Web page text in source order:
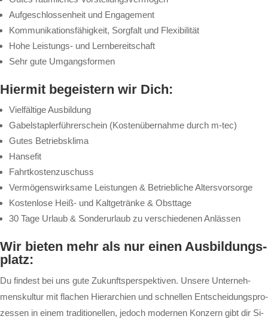
Aufgeschlossenheit und Engagement
Kommunikationsfähigkeit, Sorgfalt und Flexibilität
Hohe Leistungs- und Lernbereitschaft
Sehr gute Umgangsformen
Hier­mit be­geis­tern wir Dich:
Vielfältige Ausbildung
Gabelstaplerführerschein (Kostenübernahme durch m-tec)
Gutes Betriebsklima
Hansefit
Fahrtkostenzuschuss
Vermögenswirksame Leistungen & Betriebliche Altersvorsorge
Kostenlose Heiß- und Kaltgetränke & Obsttage
30 Tage Urlaub & Sonderurlaub zu verschiedenen Anlässen
Wir bie­ten mehr als nur ei­nen Aus­bil­dungs­
platz:
Du fin­dest bei uns gu­te Zu­kunfts­per­spek­ti­ven. Un­se­re Un­ter­neh­
mens­kul­tur mit fla­chen Hier­ar­chi­en und schnel­len Ent­schei­dungs­pro­
zes­sen in ei­nem tra­di­tio­nel­len, je­doch mo­der­nen Kon­zern gibt dir Si­